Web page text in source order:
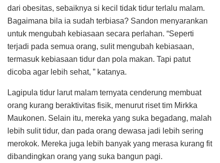
dari obesitas, sebaiknya si kecil tidak tidur terlalu malam.
Bagaimana bila ia sudah terbiasa? Sandon menyarankan
untuk mengubah kebiasaan secara perlahan. “Seperti
terjadi pada semua orang, sulit mengubah kebiasaan,
termasuk kebiasaan tidur dan pola makan. Tapi patut
dicoba agar lebih sehat, ” katanya.
Lagipula tidur larut malam ternyata cenderung membuat
orang kurang beraktivitas fisik, menurut riset tim Mirkka
Maukonen. Selain itu, mereka yang suka begadang, malah
lebih sulit tidur, dan pada orang dewasa jadi lebih sering
merokok. Mereka juga lebih banyak yang merasa kurang fit
dibandingkan orang yang suka bangun pagi.